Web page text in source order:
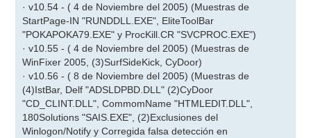
· v10.54 - ( 4 de Noviembre del 2005) (Muestras de
StartPage-IN "RUNDDLL.EXE", EliteToolBar
"POKAPOKA79.EXE" y ProcKill.CR "SVCPROC.EXE")
· v10.55 - ( 4 de Noviembre del 2005) (Muestras de
WinFixer 2005, (3)SurfSideKick, CyDoor)
· v10.56 - ( 8 de Noviembre del 2005) (Muestras de
(4)IstBar, Delf "ADSLDPBD.DLL" (2)CyDoor
"CD_CLINT.DLL", CommomName "HTMLEDIT.DLL",
180Solutions "SAIS.EXE", (2)Exclusiones del
Winlogon/Notify y Corregida falsa detección en